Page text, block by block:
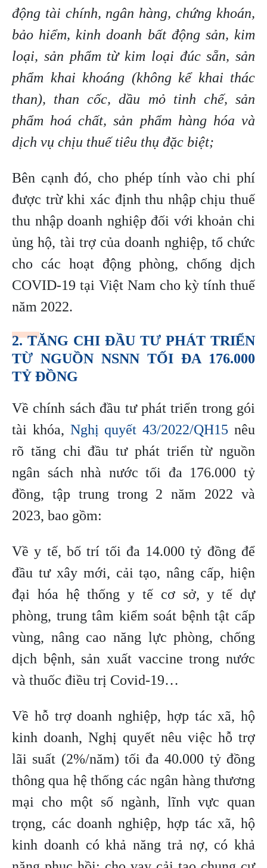
động tài chính, ngân hàng, chứng khoán,
bảo hiểm, kinh doanh bất động sản, kim
loại, sản phẩm từ kim loại đúc sẵn, sản
phẩm khai khoáng (không kể khai thác
than), than cốc, dầu mỏ tinh chế, sản
phẩm hoá chất, sản phẩm hàng hóa và
dịch vụ chịu thuế tiêu thụ đặc biệt;
Bên cạnh đó, cho phép tính vào chi phí
được trừ khi xác định thu nhập chịu thuế
thu nhập doanh nghiệp đối với khoản chi
ủng hộ, tài trợ của doanh nghiệp, tổ chức
cho các hoạt động phòng, chống dịch
COVID-19 tại Việt Nam cho kỳ tính thuế
năm 2022.
2. TĂNG CHI ĐẦU TƯ PHÁT TRIỂN
TỪ NGUỒN NSNN TỐI ĐA 176.000
TỶ ĐỒNG
Về chính sách đầu tư phát triển trong gói
tài khóa, Nghị quyết 43/2022/QH15 nêu
rõ tăng chi đầu tư phát triển từ nguồn
ngân sách nhà nước tối đa 176.000 tỷ
đồng, tập trung trong 2 năm 2022 và
2023, bao gồm:
Về y tế, bố trí tối đa 14.000 tỷ đồng để
đầu tư xây mới, cải tạo, nâng cấp, hiện
đại hóa hệ thống y tế cơ sở, y tế dự
phòng, trung tâm kiểm soát bệnh tật cấp
vùng, nâng cao năng lực phòng, chống
dịch bệnh, sản xuất vaccine trong nước
và thuốc điều trị Covid-19…
Về hỗ trợ doanh nghiệp, hợp tác xã, hộ
kinh doanh, Nghị quyết nêu việc hỗ trợ
lãi suất (2%/năm) tối đa 40.000 tỷ đồng
thông qua hệ thống các ngân hàng thương
mại cho một số ngành, lĩnh vực quan
trọng, các doanh nghiệp, hợp tác xã, hộ
kinh doanh có khả năng trả nợ, có khả